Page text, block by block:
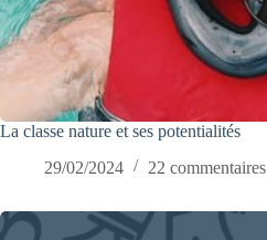
La classe nature et ses potentialités
29/02/2024
22 commentaires